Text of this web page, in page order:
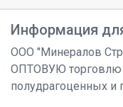
Информация
ООО "Минералов
ОПТОВУЮ торговлю
полудрагоценных и